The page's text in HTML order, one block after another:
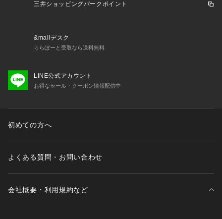
三井ショッピングパークポイント
&mallデスク
ららぽーと受取なら送料無料
LINE公式アカウント
お得なセール・クーポン情報配信中
初めての方へ
よくある質問・お問い合わせ
会社概要・利用規約など